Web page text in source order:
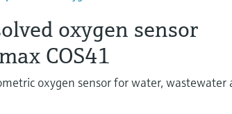
oxygen sensor
COS41
oxygen sensor for water, wastewater